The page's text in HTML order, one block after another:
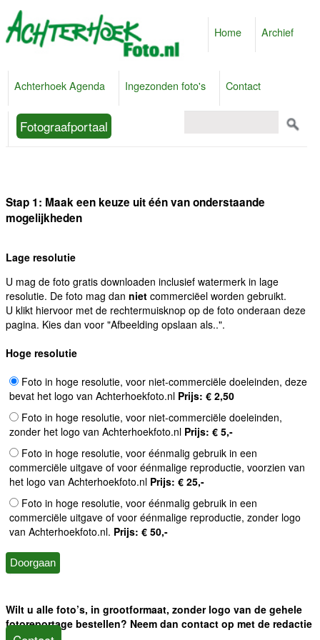
Home Archief
Achterhoek Agenda Ingezonden foto's Contact
Fotograafportaal
Stap 1: Maak een keuze uit één van onderstaande
mogelijkheden
Lage resolutie
U mag de foto gratis downloaden inclusief watermerk in lage
resolutie. De foto mag dan niet commerciëel worden gebruikt.
U klikt hiervoor met de rechtermuisknop op de foto onderaan deze
pagina. Kies dan voor "Afbeelding opslaan als..".
Hoge resolutie
Foto in hoge resolutie, voor niet-commerciële doeleinden, deze
bevat het logo van Achterhoekfoto.nl Prijs: € 2,50
Foto in hoge resolutie, voor niet-commerciële doeleinden,
zonder het logo van Achterhoekfoto.nl Prijs: € 5,-
Foto in hoge resolutie, voor éénmalig gebruik in een
commerciële uitgave of voor éénmalige reproductie, voorzien van
het logo van Achterhoekfoto.nl Prijs: € 25,-
Foto in hoge resolutie, voor éénmalig gebruik in een
commerciële uitgave of voor éénmalige reproductie, zonder logo
van Achterhoekfoto.nl. Prijs: € 50,-
Wilt u alle foto’s, in grootformaat, zonder logo van de gehele
fotoreportage bestellen? Neem dan contact op met de redactie